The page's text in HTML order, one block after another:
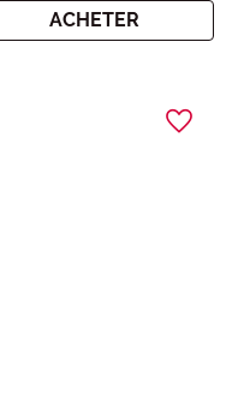
ACHETER